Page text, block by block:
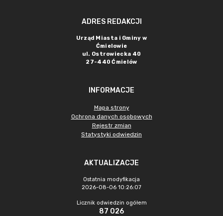
ADRES REDAKCJI
Urząd Miasta i Gminy w
Ćmielowie
ul. Ostrowiecka 40
27-440 Ćmielów
INFORMACJE
Mapa strony
Ochrona danych osobowych
Rejestr zmian
Statystyki odwiedzin
AKTUALIZACJE
Ostatnia modyfikacja
2026-08-06 10:26:07
Licznik odwiedzin ogółem
87 026